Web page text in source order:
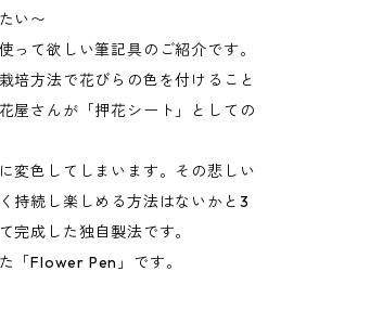
い〜
って欲しい筆記具のご紹介です。
培方法で花びらの色を付けること
屋さんが「押花シート」としての
変色してしまいます。その悲しい
持続し楽しめる方法はないかと3
完成した独自製法です。
「Flower Pen」です。